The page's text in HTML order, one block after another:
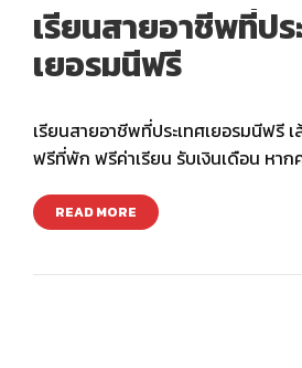
เรียนสายอาชีพที่ปร
เยอรมนีฟรี
เรียนสายอาชีพที่ประเทศเยอรมนีฟรี
ฟรีที่พัก ฟรีค่าเรียน รับเงินเดือน หา
READ MORE